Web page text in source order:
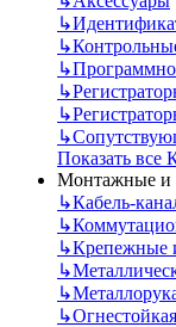
↳
↳
↳
↳
↳
↳
Показать все
Монтажные и
↳Кабель-
↳
↳Крепежные
↳
↳
↳